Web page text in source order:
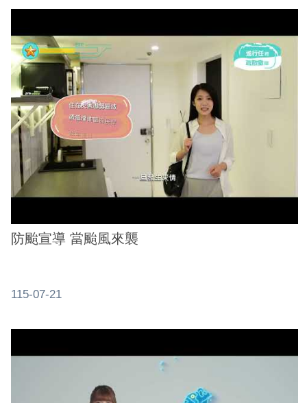
防颱宣導 當颱風來襲
115-07-21